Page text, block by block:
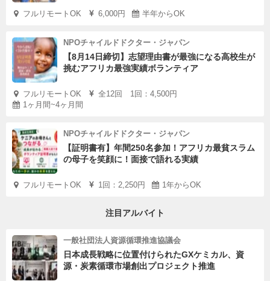
フルリモートOK 6,000円 半年からOK
NPOチャイルドドクター・ジャパン
【8月14日締切】志望理由書が最強になる高校生が
挑むアフリカ最強実績ボランティア
フルリモートOK
全12回 1回：4,500円
1ヶ月間~4ヶ月間
NPOチャイルドドクター・ジャパン
【証明書有】年間250名参加！アフリカ最貧スラム
の母子を笑顔に！面接で語れる実績
フルリモートOK 1回：2,250円 1年からOK
注目アルバイト
一般社団法人資源循環推進協議会
日本成長戦略に位置付けられたGXケミカル、資
源・炭素循環市場創出プロジェクト推進